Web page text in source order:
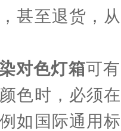
甚至退货，
对色灯箱可
色时，必须
如国际通用